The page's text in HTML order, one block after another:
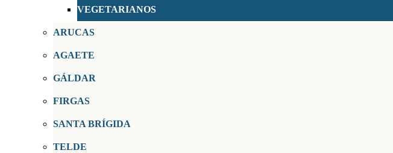
VEGETARIANOS
ARUCAS
AGAETE
GÁLDAR
FIRGAS
SANTA BRÍGIDA
TELDE